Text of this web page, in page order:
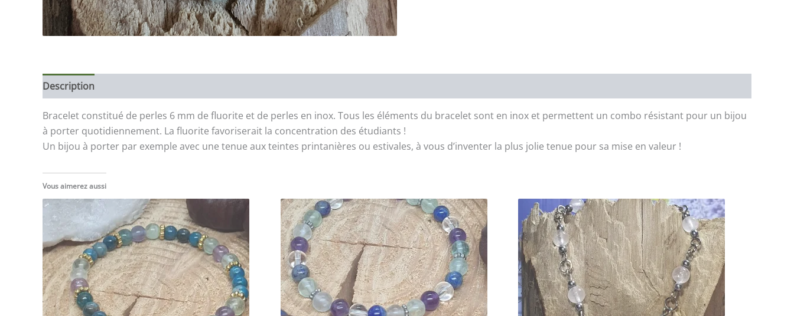
Description
Bracelet constitué de perles 6 mm de fluorite et de perles en inox. Tous les éléments du bracelet sont en inox et permettent un combo résistant pour un bijou
à porter quotidiennement. La fluorite favoriserait la concentration des étudiants !
Un bijou à porter par exemple avec une tenue aux teintes printanières ou estivales, à vous d’inventer la plus jolie tenue pour sa mise en valeur !
Vous aimerez aussi